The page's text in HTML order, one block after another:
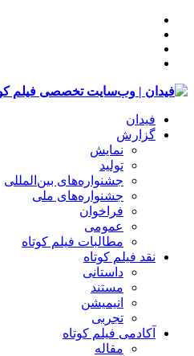
فیدان
گزارش
نمایش
تولید
‌‌جشنواره‌های بین‌المللی
جشنواره‌های ملی
فراخوان
عمومی
مطالبات فیلم کوتاه
نقد فیلم کوتاه
داستانی
مستند
انیمیشن
تجربی
آکادمی فیلم کوتاه
مقاله